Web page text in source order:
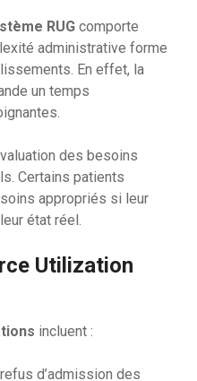
RUG comporte
administrative forme
En effet, la
un temps
des besoins
Certains patients
appropriés si leur
état réel.
Utilization
incluent :
d’admission des